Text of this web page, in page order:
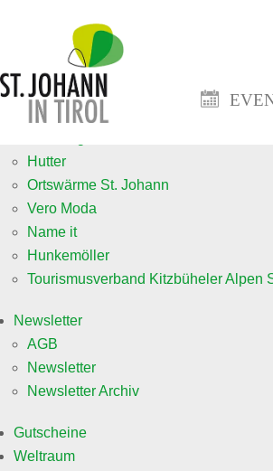
Veranstaltung anmelden neu
Mittagsmenü
Jobs
Hutter
Ortswärme St. Johann
Vero Moda
Name it
Hunkemöller
Tourismusverband Kitzbüheler Alpen
Newsletter
AGB
Newsletter
Newsletter Archiv
Gutscheine
Weltraum